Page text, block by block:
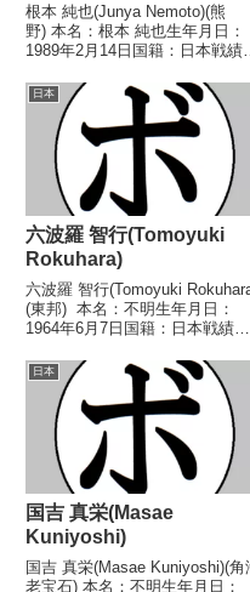
根本 純也(Junya Nemoto)(熊
野) 本名：根本 純也生年月日：
1989年2月14日国籍：日本戦績：
し 【戦歴】2025/03/13 ●4R判
定 0-3(37-39、36-40、37-39) 松
村 直樹...
日本
六波羅 智行(Tomoyuki
Rokuhara)
六波羅 智行(Tomoyuki
(東邦) 本名：不明生年月日：
1964年6月7日国籍：日本戦績：
トル】なし 【戦歴】■1984年
ウェルター級東日本新人王予選
1984/09/1...
日本
国吉 真栄(Masae
Kuniyoshi)
国吉 真栄(Masae Kuniyoshi)(角
老宝石) 本名：不明生年月日：